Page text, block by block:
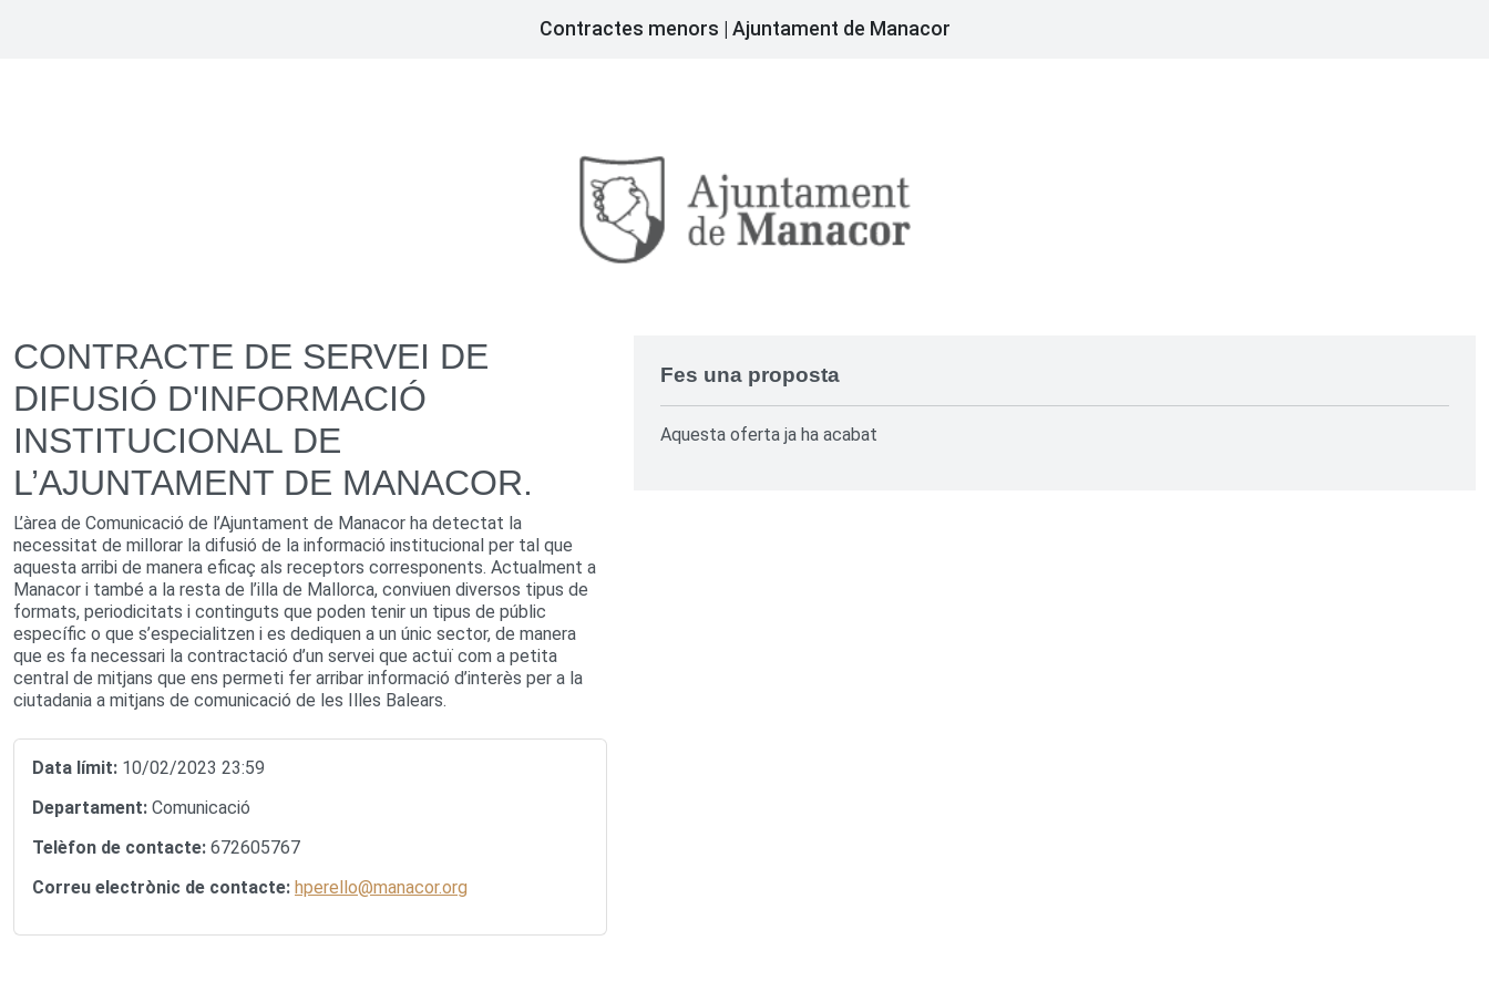
Contractes menors | Ajuntament de Manacor
CONTRACTE DE SERVEI DE
DIFUSIÓ D'INFORMACIÓ
INSTITUCIONAL DE
L’AJUNTAMENT DE MANACOR.
L’àrea de Comunicació de l’Ajuntament de Manacor ha detectat la
necessitat de millorar la difusió de la informació institucional per tal que
aquesta arribi de manera eficaç als receptors corresponents. Actualment a
Manacor i també a la resta de l’illa de Mallorca, conviuen diversos tipus de
formats, periodicitats i continguts que poden tenir un tipus de públic
específic o que s’especialitzen i es dediquen a un únic sector, de manera
que es fa necessari la contractació d’un servei que actuï com a petita
central de mitjans que ens permeti fer arribar informació d’interès per a la
ciutadania a mitjans de comunicació de les Illes Balears.
Data límit: 10/02/2023 23:59
Departament: Comunicació
Telèfon de contacte: 672605767
Correu electrònic de contacte: hperello@manacor.org
Fes una proposta
Aquesta oferta ja ha acabat